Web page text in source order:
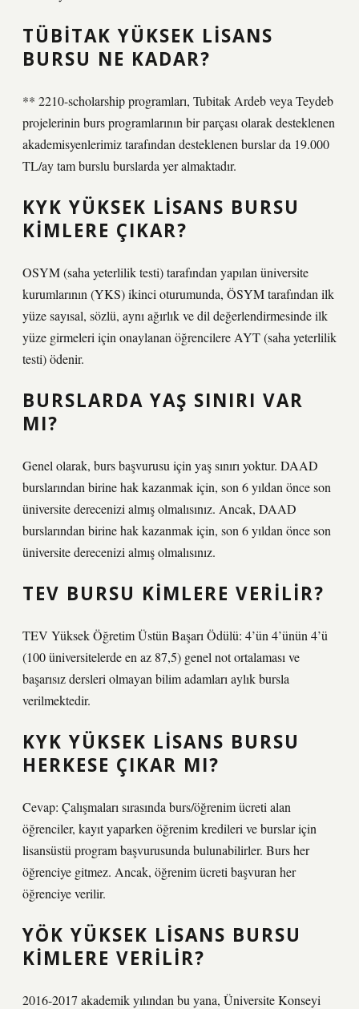
TÜBITAK YÜKSEK LISANS
BURSU NE KADAR?
** 2210-scholarship programları, Tubitak Ardeb veya Teydeb
projelerinin burs programlarının bir parçası olarak desteklenen
akademisyenlerimiz tarafından desteklenen burslar da 19.000
TL/ay tam burslu burslarda yer almaktadır.
KYK YÜKSEK LISANS BURSU
KIMLERE ÇIKAR?
OSYM (saha yeterlilik testi) tarafından yapılan üniversite
kurumlarının (YKS) ikinci oturumunda, ÖSYM tarafından ilk
yüze sayısal, sözlü, aynı ağırlık ve dil değerlendirmesinde ilk
yüze girmeleri için onaylanan öğrencilere AYT (saha yeterlilik
testi) ödenir.
BURSLARDA YAŞ SINIRI VAR
MI?
Genel olarak, burs başvurusu için yaş sınırı yoktur. DAAD
burslarından birine hak kazanmak için, son 6 yıldan önce son
üniversite derecenizi almış olmalısınız. Ancak, DAAD
burslarından birine hak kazanmak için, son 6 yıldan önce son
üniversite derecenizi almış olmalısınız.
TEV BURSU KIMLERE VERILIR?
TEV Yüksek Öğretim Üstün Başarı Ödülü: 4’ün 4’ünün 4’ü
(100 üniversitelerde en az 87,5) genel not ortalaması ve
başarısız dersleri olmayan bilim adamları aylık bursla
verilmektedir.
KYK YÜKSEK LISANS BURSU
HERKESE ÇIKAR MI?
Cevap: Çalışmaları sırasında burs/öğrenim ücreti alan
öğrenciler, kayıt yaparken öğrenim kredileri ve burslar için
lisansüstü program başvurusunda bulunabilirler. Burs her
öğrenciye gitmez. Ancak, öğrenim ücreti başvuran her
öğrenciye verilir.
YÖK YÜKSEK LISANS BURSU
KIMLERE VERILIR?
2016-2017 akademik yılından bu yana, Üniversite Konseyi